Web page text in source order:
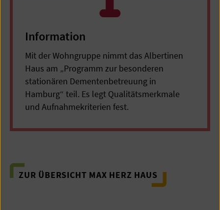
Information
Mit der Wohngruppe nimmt das Albertinen
Haus am „Programm zur besonderen
stationären Dementenbetreuung in
Hamburg“ teil. Es legt Qualitätsmerkmale
und Aufnahmekriterien fest.
ZUR ÜBERSICHT MAX HERZ HAUS